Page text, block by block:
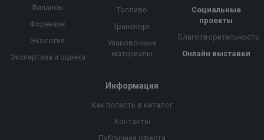
Финансы
Форензик
Экология
Экспертиза и оценка
Топливо
Транспорт
Упаковочные
материалы
Социальные
проекты
Благотворительность
Онлайн выставки
Информация
Как попасть в каталог
Контакты
Публичная оферта